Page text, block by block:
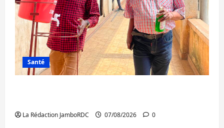
Santé
La Rédaction JamboRDC 07/08/2026 0